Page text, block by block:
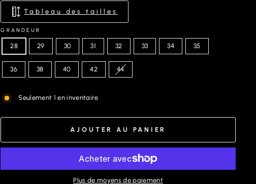
Tableau des tailles
GRANDEUR
28 29 30 31 32 33 34 35
36 38 40 42 44
Seulement 1 en inventaire
AJOUTER AU PANIER
Plus de moyens de paiement